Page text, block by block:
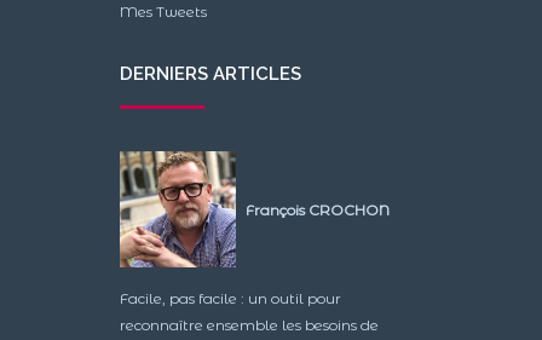
Mes Tweets
DERNIERS ARTICLES
François CROCHON
Facile, pas facile : un outil pour
reconnaître ensemble les besoins de